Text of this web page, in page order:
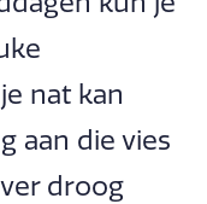
nat kan
aan die vies
droog